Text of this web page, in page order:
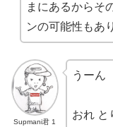
まにあるからそ
ンの可能性もあ
Supmani君 1
うーん
おれ と